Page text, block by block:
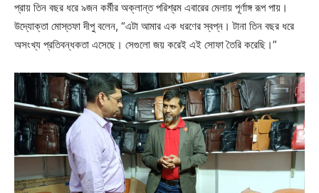
প্রায় তিন বছর ধরে ৯জন কর্মীর অক্লান্ত পরিশ্রম এবারের মেলায় পূর্ণাঙ্গ রূপ পায়।
উদ্যোক্তা মোস্তফা দীপু বলেন, “এটা আমার এক ধরণের স্বপ্ন। টানা তিন বছর ধরে
অসংখ্য প্রতিবন্ধকতা এসেছে। সেগুলো জয় করেই এই সোফা তৈরি করেছি।”